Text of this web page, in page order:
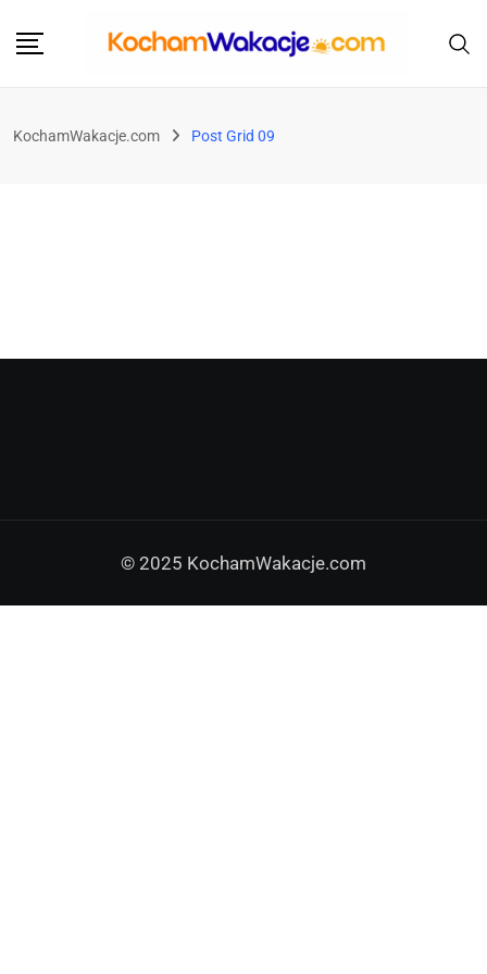
KochamWakacje.com Post Grid 09
© 2025 KochamWakacje.com